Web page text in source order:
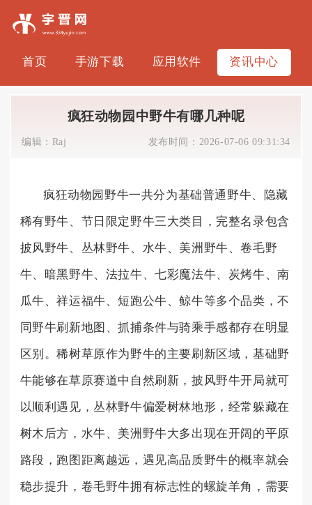
首页 手游下载 应用软件 资讯中心
疯狂动物园中野牛有哪几种呢
编辑： Raj 发布时间： 2026-07-06 09:31:34
疯狂动物园野牛一共分为基础普通野牛、隐藏
稀有野牛、节日限定野牛三大类目，完整名录包含
披风野牛、丛林野牛、水牛、美洲野牛、卷毛野
牛、暗黑野牛、法拉牛、七彩魔法牛、炭烤牛、南
瓜牛、祥运福牛、短跑公牛、鲸牛等多个品类，不
同野牛刷新地图、抓捕条件与骑乘手感都存在明显
区别。稀树草原作为野牛的主要刷新区域，基础野
牛能够在草原赛道中自然刷新，披风野牛开局就可
以顺利遇见，丛林野牛偏爱树林地形，经常躲藏在
树木后方，水牛、美洲野牛大多出现在开阔的平原
路段，跑图距离越远，遇见高品质野牛的概率就会
稳步提升，卷毛野牛拥有标志性的螺旋羊角，需要